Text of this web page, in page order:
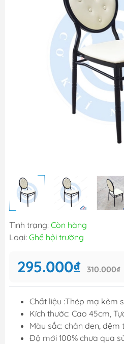
Tình trạng: Còn hàng
Loại: Ghế hội trường
295.000₫ 310.000₫
Chất liệu :Thép mạ kẽm
Kích thước: Cao 45cm,
Màu sắc: chân đen, đệm
Độ mới 100% chưa qua